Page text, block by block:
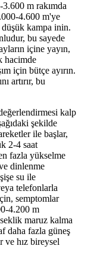
m rakımda
4.600 m'ye
düşük kampa inin.
bu sayede
içine yayın,
hacimde
için bütçe ayırın.
artırır, bu
kalp
şekilde
ile başlar,
2-4 saat
fazla yükselme
dinlenme
su ile
telefonlarla
semptomlar
4.200 m
maruz kalma
daha fazla güneş
ve hız bireysel